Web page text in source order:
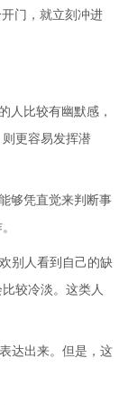
门，就立刻冲进
人比较有幽默感，
更容易发挥潜
够凭直觉来判断事
别人看到自己的缺
较冷淡。这类人
达出来。但是，这